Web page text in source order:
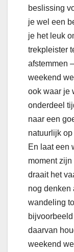
beslissing
je wel een
je het leuk
trekpleister
afstemmen
weekend
ook waar je
onderdeel
naar een
natuurlijk
En laat een
moment
draait het
nog denken
wandeling
daarvan
weekend